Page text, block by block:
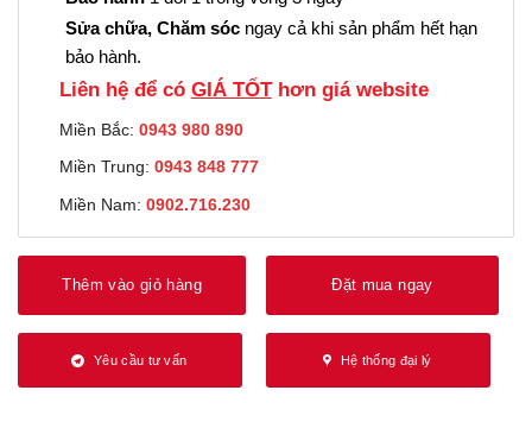
Sửa chữa, Chăm sóc ngay cả khi sản phẩm hết hạn
bảo hành.
Liên hệ để có GIÁ TỐThơn giá website
Miền Bắc: 0943 980 890
Miền Trung: 0943 848 777
Miền Nam: 0902.716.230
Thêm vào giỏ hàng Đặt mua ngay
Yêu cầu tư vấn Hệ thống đại lý